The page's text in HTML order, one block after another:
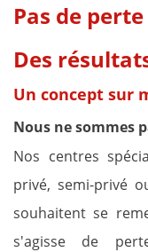
Pas de
Des
Un concept sur
Nous ne sommes
Nos centres
privé, semi-privé
souhaitent se
s'agisse de